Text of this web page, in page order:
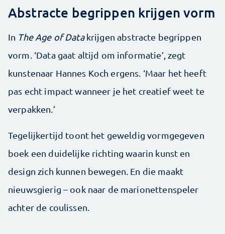
Abstracte begrippen krijgen vorm
In The Age of Datakrijgen abstracte begrippen
vorm. ‘Data gaat altijd om informatie’, zegt
kunstenaar Hannes Koch ergens. ‘Maar het heeft
pas echt impact wanneer je het creatief weet te
verpakken.’
Tegelijkertijd toont het geweldig vormgegeven
boek een duidelijke richting waarin kunst en
design zich kunnen bewegen. En die maakt
nieuwsgierig – ook naar de marionettenspeler
achter de coulissen.